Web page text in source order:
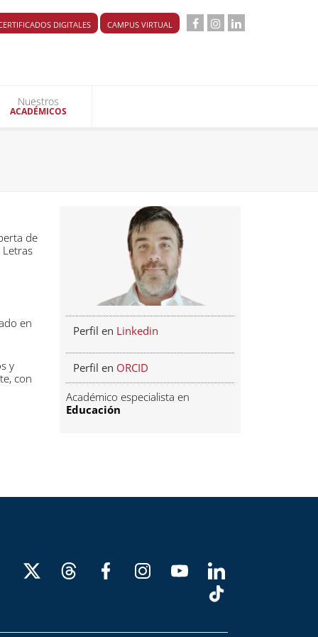
DIGITALES CAMPUS VIRTUAL
Nuestros
ACADÉMICOS
de
Letras
en
y
con
Perfil en Linkedin
Perfil en ORCID
Académico especialista en
Educación